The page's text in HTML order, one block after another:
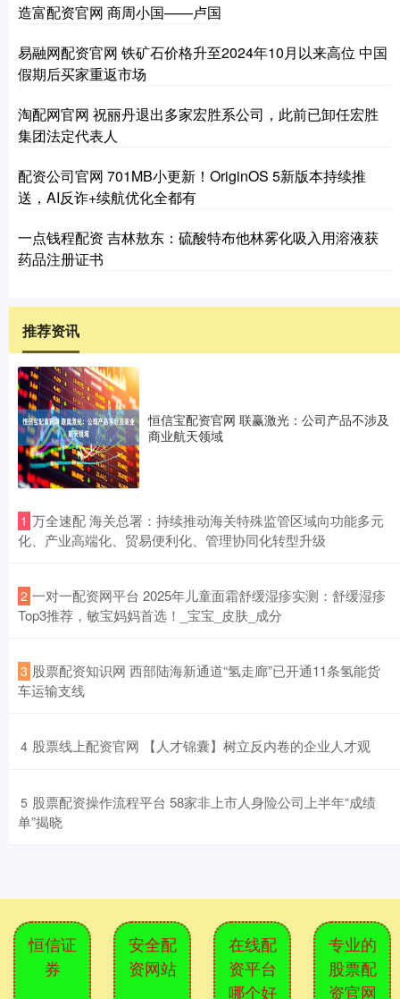
造富配资官网 商周小国——卢国
易融网配资官网 铁矿石价格升至2024年10月以来高位 中国
假期后买家重返市场
淘配网官网 祝丽丹退出多家宏胜系公司，此前已卸任宏胜
集团法定代表人
配资公司官网 701MB小更新！OriginOS 5新版本持续推
送，AI反诈+续航优化全都有
一点钱程配资 吉林敖东：硫酸特布他林雾化吸入用溶液获
药品注册证书
推荐资讯
恒信宝配资官网 联赢激光：公司产品不涉及
商业航天领域
1 ​万全速配 海关总署：持续推动海关特殊监管区域向功能多元
化、产业高端化、贸易便利化、管理协同化转型升级
2 ​一对一配资网平台 2025年儿童面霜舒缓湿疹实测：舒缓湿疹
Top3推荐，敏宝妈妈首选！_宝宝_皮肤_成分
3 ​股票配资知识网 西部陆海新通道“氢走廊”已开通11条氢能货
车运输支线
4 ​股票线上配资官网 【人才锦囊】树立反内卷的企业人才观
5 ​股票配资操作流程平台 58家非上市人身险公司上半年“成绩
单”揭晓
恒信证
券
安全配
资网站
在线配
资平台
哪个好
专业的
股票配
资官网